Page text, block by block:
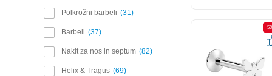
Polkrožni barbeli 31
Barbeli 37
Nakit za nos in septum 82
Helix & Tragus 69
-50%
-